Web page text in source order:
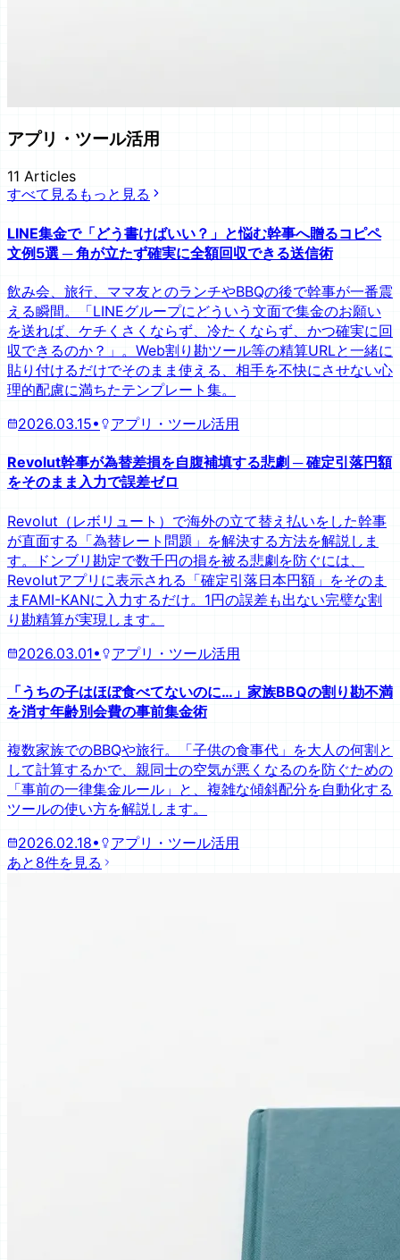
アプリ・ツール活用
11 Articles
すべて見る もっと見る
LINE集金で「どう書けばいい？」と悩む幹事へ贈るコピペ
文例5選 ─ 角が立たず確実に全額回収できる送信術
飲み会、旅行、ママ友とのランチやBBQの後で幹事が一番震
える瞬間。「LINEグループにどういう文面で集金のお願い
を送れば、ケチくさくならず、冷たくならず、かつ確実に回
収できるのか？」。Web割り勘ツール等の精算URLと一緒に
貼り付けるだけでそのまま使える、相手を不快にさせない心
理的配慮に満ちたテンプレート集。
2026.03.15• アプリ・ツール活用
Revolut幹事が為替差損を自腹補填する悲劇 ─ 確定引落円額
をそのまま入力で誤差ゼロ
Revolut（レボリュート）で海外の立て替え払いをした幹事
が直面する「為替レート問題」を解決する方法を解説しま
す。ドンブリ勘定で数千円の損を被る悲劇を防ぐには、
Revolutアプリに表示される「確定引落日本円額」をそのま
まFAMI-KANに入力するだけ。1円の誤差も出ない完璧な割
り勘精算が実現します。
2026.03.01• アプリ・ツール活用
「うちの子はほぼ食べてないのに…」家族BBQの割り勘不満
を消す年齢別会費の事前集金術
複数家族でのBBQや旅行。「子供の食事代」を大人の何割と
して計算するかで、親同士の空気が悪くなるのを防ぐための
「事前の一律集金ルール」と、複雑な傾斜配分を自動化する
ツールの使い方を解説します。
2026.02.18•
アプリ・ツール活用
あと8件を見る